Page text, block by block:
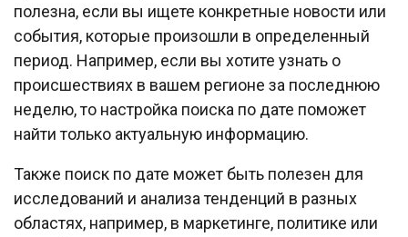
полезна, если вы ищете конкретные новости или
события, которые произошли в определенный
период. Например, если вы хотите узнать о
происшествиях в вашем регионе за последнюю
неделю, то настройка поиска по дате поможет
найти только актуальную информацию.
Также поиск по дате может быть полезен для
исследований и анализа тенденций в разных
областях, например, в маркетинге, политике или